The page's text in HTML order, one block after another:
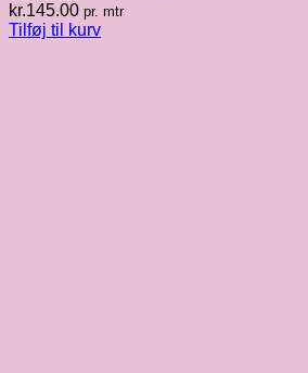
kr.145.00 pr. mtr
Tilføj til kurv